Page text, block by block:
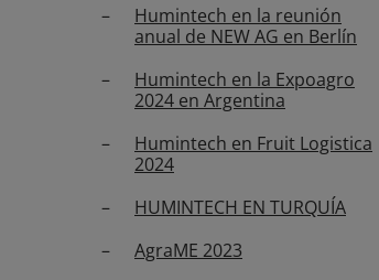
Humintech en la reunión
anual de NEW AG en Berlín
Humintech en la Expoagro
2024 en Argentina
Humintech en Fruit Logistica
2024
HUMINTECH EN TURQUÍA
AgraME 2023